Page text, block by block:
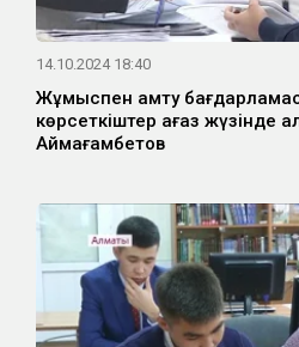
14.10.2024 18:40
Жұмыспен қамту
көрсеткіштер қағаз жүзінде
Аймағамбетов